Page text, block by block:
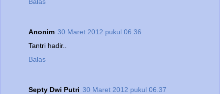
Anonim 30 Maret 2012 pukul 06.36
Tantri hadir..
Balas
Septy Dwi Putri 30 Maret 2012 pukul 06.37